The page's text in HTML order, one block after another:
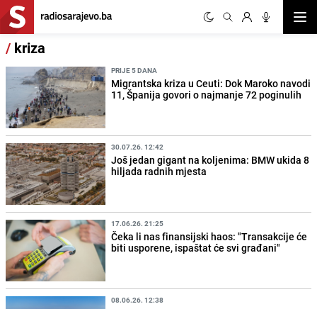
/ kriza
PRIJE 5 DANA
Migrantska kriza u Ceuti: Dok Maroko navodi
11, Španija govori o najmanje 72 poginulih
30.07.26. 12:42
Još jedan gigant na koljenima: BMW ukida 8
hiljada radnih mjesta
17.06.26. 21:25
Čeka li nas finansijski haos: "Transakcije će
biti usporene, ispaštat će svi građani"
08.06.26. 12:38